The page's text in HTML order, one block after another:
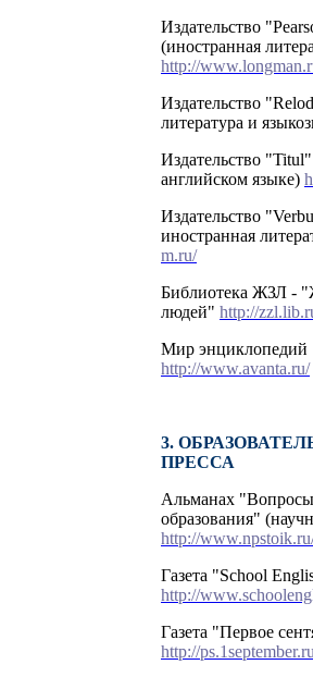
Издательство
(иностранная
http://
Издательство
литература и
Издательство
английском языке)
Издательство
иностранная
m.ru/
Библиотека ЖЗЛ -
людей" http://
Мир энциклопедий
http://www.avanta.ru/
3.
ПРЕССА
Альманах
образования"
http://
Газета "School
http://
Газета "Первое
http://